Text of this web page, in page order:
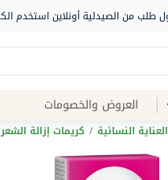
العروض والخصومات
العناية النسائية / كريمات إزالة الشعر